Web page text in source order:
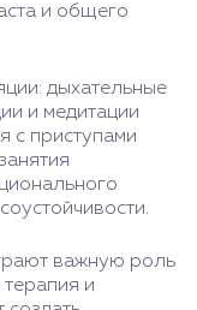
и общего
дыхательные
и медитации
с приступами
важную роль
и